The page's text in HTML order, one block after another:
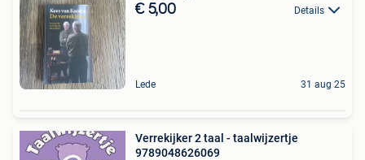
€ 5,00 Details
Lede 31 aug 25
Verrekijker 2 taal - taalwijzertje
9789048626069